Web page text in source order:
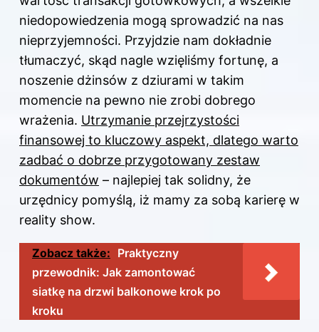
niedopowiedzenia mogą sprowadzić na nas
nieprzyjemności. Przyjdzie nam dokładnie
tłumaczyć, skąd nagle wzięliśmy fortunę, a
noszenie dżinsów z dziurami w takim
momencie na pewno nie zrobi dobrego
wrażenia. Utrzymanie przejrzystości
finansowej to kluczowy aspekt, dlatego warto
zadbać o dobrze przygotowany zestaw
dokumentów – najlepiej tak solidny, że
urzędnicy pomyślą, iż mamy za sobą karierę w
reality show.
Zobacz także: Praktyczny
przewodnik: Jak zamontować
siatkę na drzwi balkonowe krok po
kroku